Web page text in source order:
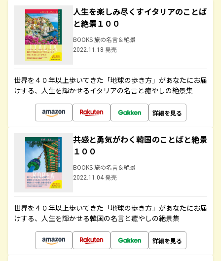
人生を楽しみ尽くすイタリアのことば
と絶景１００
BOOKS 旅の名言＆絶景
2022.11.18 発売
世界を４０年以上歩いてきた「地球の歩き方」があなたにお届
けする、人生を輝かせるイタリアの名言と癒やしの絶景集
詳細を見る
共感と勇気がわく韓国のことばと絶景
１００
BOOKS 旅の名言＆絶景
2022.11.04 発売
世界を４０年以上歩いてきた「地球の歩き方」があなたにお届
けする、人生を輝かせる韓国の名言と癒やしの絶景集
詳細を見る